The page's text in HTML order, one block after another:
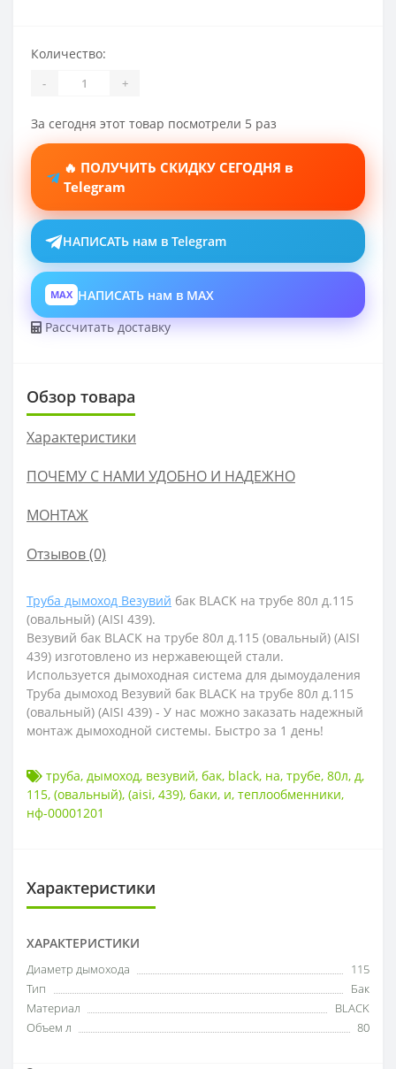
Количество:
- +
За сегодня этот товар посмотрели 5 раз
🔥 ПОЛУЧИТЬ СКИДКУ СЕГОДНЯ в
Telegram
НАПИСАТЬ нам в Telegram
MAX НАПИСАТЬ нам в MAX
Рассчитать доставку
Обзор товара
Характеристики
ПОЧЕМУ С НАМИ УДОБНО И НАДЕЖНО
МОНТАЖ
Отзывов (0)
Труба дымоход Везувий бак BLACK на трубе 80л д.115
(овальный) (AISI 439).
Везувий бак BLACK на трубе 80л д.115 (овальный) (AISI
439) изготовлено из нержавеющей стали.
Используется дымоходная система для дымоудаления
Труба дымоход Везувий бак BLACK на трубе 80л д.115
(овальный) (AISI 439) - У нас можно заказать надежный
монтаж дымоходной системы. Быстро за 1 день!
труба, дымоход, везувий, бак, black, на, трубе, 80л, д,
115, (овальный), (aisi, 439), баки, и, теплообменники,
нф-00001201
Характеристики
ХАРАКТЕРИСТИКИ
Диаметр дымохода
115
Тип
Бак
Материал
BLACK
Объем л
80